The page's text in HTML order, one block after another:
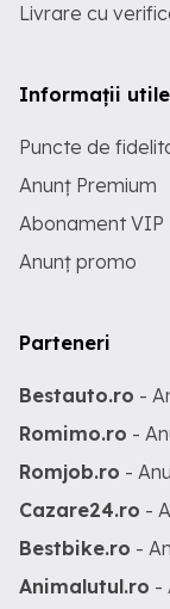
Livrare cu
Informații utile
Puncte de
Anunț Premium
Abonament VIP
Anunț promo
Parteneri
Bestauto.ro -
Romimo.ro -
Romjob.ro -
Cazare24.ro -
Bestbike.ro -
Animalutul.ro -